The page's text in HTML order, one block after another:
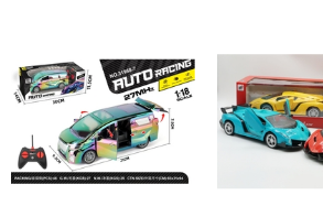
Lợi Ích Phát Triển
Phát triển tư duy và kỹ năng
Tăng cường sự tự tin và sáng tạo
Giúp bé học hỏi và khám phá